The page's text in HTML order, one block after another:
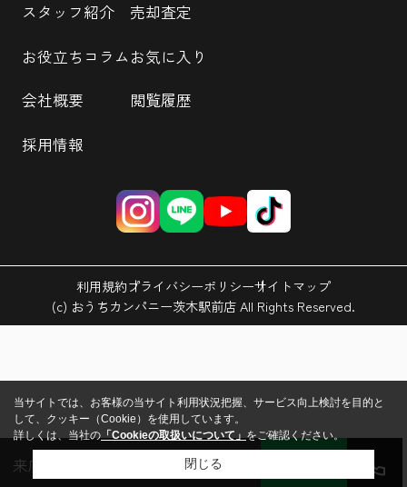
スタッフ紹介
お役立ちコラム
会社概要
採用情報
売却査定
お気に入り
閲覧履歴
利用規約プライバシーポリシーサイトマップ
(c) おうちカンパニー茨木駅前店 All Rights Reserved.
来店予約 ログイン
当サイトでは、お客様の当サイト利用状況把握、サービス向上検討を目的と
して、クッキー（Cookie）を使用しています。
詳しくは、当社の 「Cookieの取扱いについて」 をご確認ください。
閉じる